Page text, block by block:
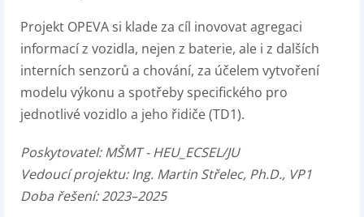
Projekt OPEVA si klade za cíl inovovat agregaci
informací z vozidla, nejen z baterie, ale i z dalších
interních senzorů a chování, za účelem vytvoření
modelu výkonu a spotřeby specifického pro
jednotlivé vozidlo a jeho řidiče (TD1).
Poskytovatel:MŠMT - HEU_ECSEL/JU
Vedoucí projektu:Ing. Martin Střelec, Ph.D., VP1
Doba řešení: 2023–2025